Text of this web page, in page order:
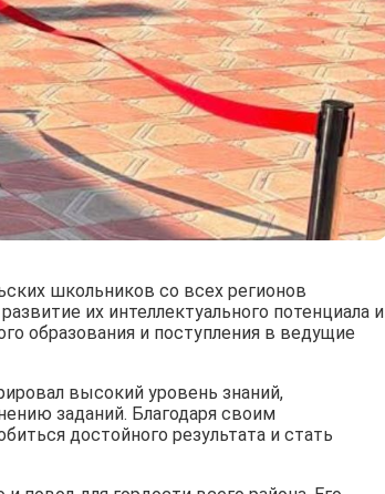
школьников со всех регионов
их интеллектуального потенциала и
образования и поступления в ведущие
высокий уровень знаний,
заданий. Благодаря своим
достойного результата и стать